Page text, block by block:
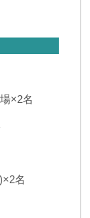
×2名
名